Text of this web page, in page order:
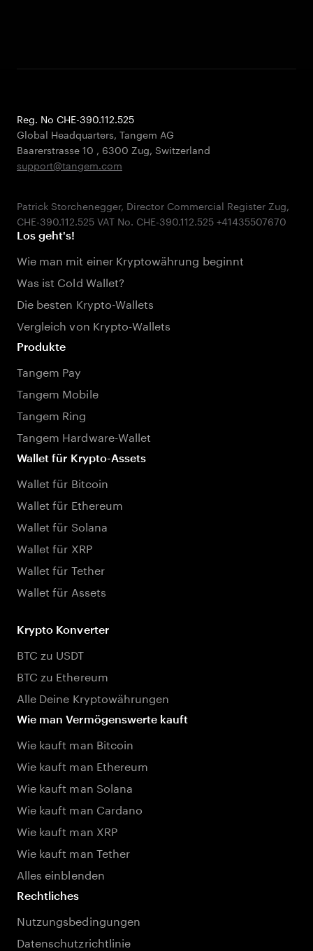
Reg. No CHE-390.112.525
Global Headquarters, Tangem AG
Baarerstrasse 10 , 6300 Zug, Switzerland
support@tangem.com
Patrick Storchenegger, Director Commercial Register Zug,
Los geht's!
Wie man mit einer Kryptowährung beginnt
Was ist Cold Wallet?
Die besten Krypto-Wallets
Vergleich von Krypto-Wallets
Produkte
Tangem Pay
Tangem Mobile
Tangem Ring
Tangem Hardware-Wallet
Wallet für Krypto-Assets
Wallet für Bitcoin
Wallet für Ethereum
Wallet für Solana
Wallet für XRP
Wallet für Tether
Wallet für Assets
Krypto Konverter
BTC zu USDT
BTC zu Ethereum
Alle Deine Kryptowährungen
Wie man Vermögenswerte kauft
Wie kauft man Bitcoin
Wie kauft man Ethereum
Wie kauft man Solana
Wie kauft man Cardano
Wie kauft man XRP
Wie kauft man Tether
Alles einblenden
Rechtliches
Nutzungsbedingungen
Datenschutzrichtlinie